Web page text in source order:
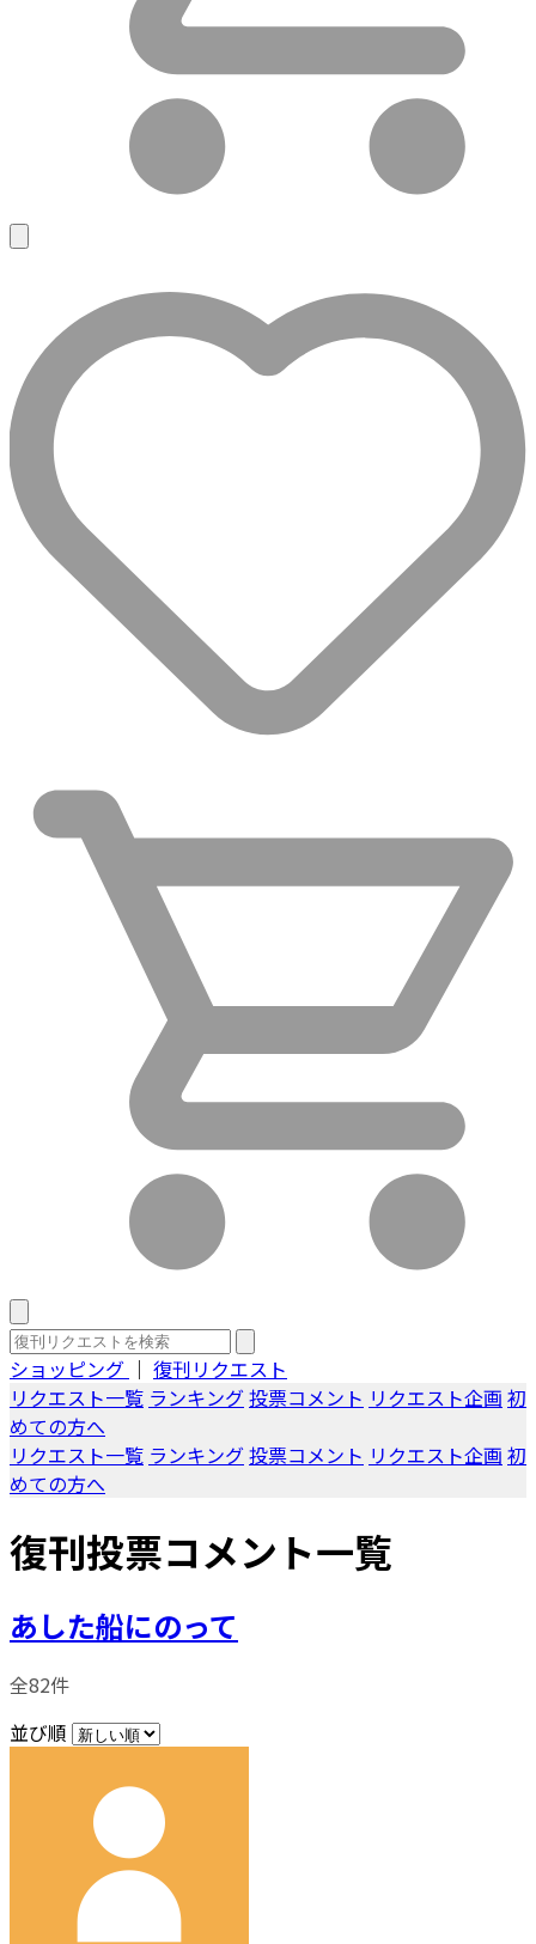
ショッピング ｜ 復刊リクエスト
リクエスト一覧 ランキング投票コメント リクエスト企画 初
めての方へ
リクエスト一覧 ランキング投票コメント リクエスト企画 初
めての方へ
復刊投票コメント一覧
あした船にのって
全82件
並び順